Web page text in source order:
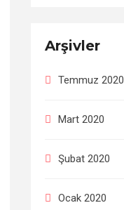
Arşivler
Temmuz 2020
Mart 2020
Şubat 2020
Ocak 2020